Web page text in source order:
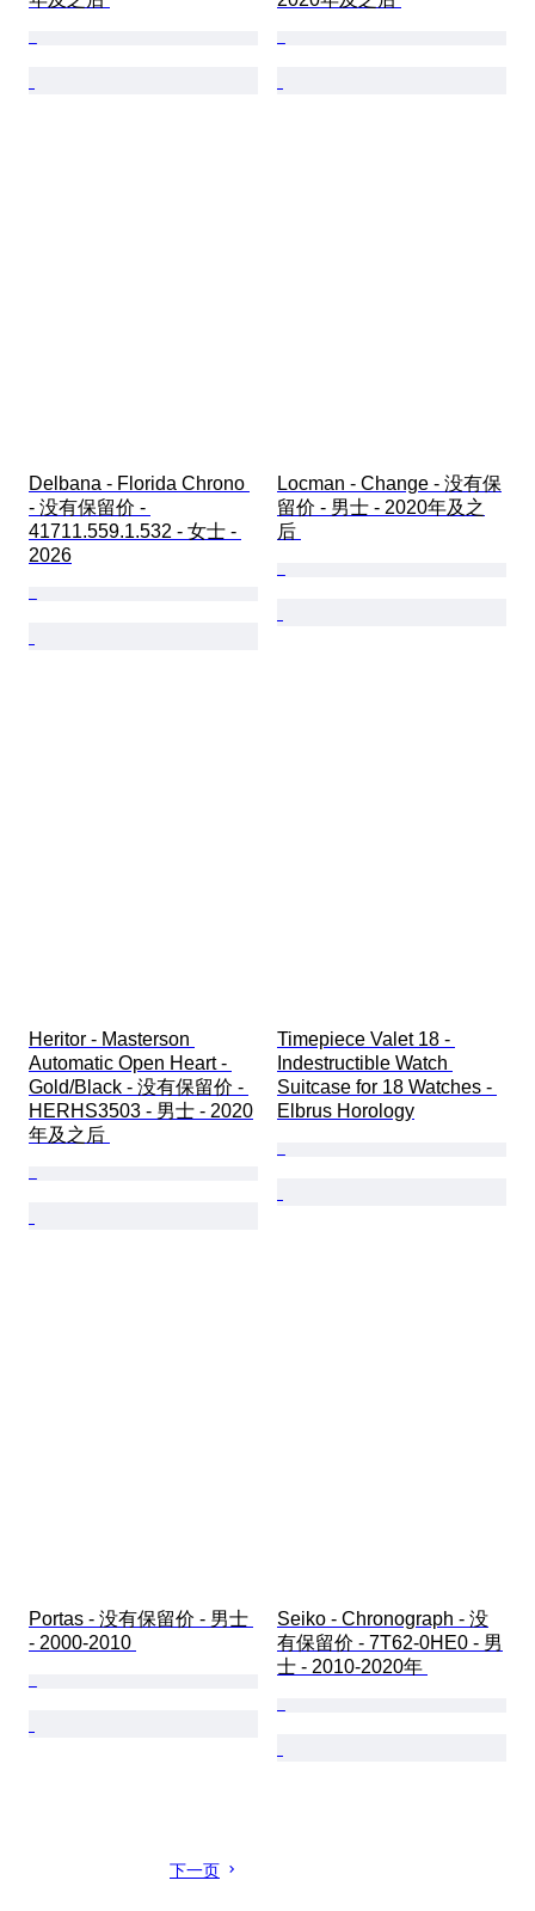
Delbana - Florida Chrono
- 没有保留价 -
41711.559.1.532 - 女士 -
2026
Locman - Change - 没有保
留价 - 男士 - 2020年及之
后
Heritor - Masterson
Automatic Open Heart -
Gold/Black - 没有保留价 -
HERHS3503 - 男士 - 2020
年及之后
Timepiece Valet 18 -
Indestructible Watch
Suitcase for 18 Watches -
Elbrus Horology
Portas - 没有保留价 - 男士
- 2000-2010
Seiko - Chronograph - 没
有保留价 - 7T62-0HE0 - 男
士 - 2010-2020年
下一页